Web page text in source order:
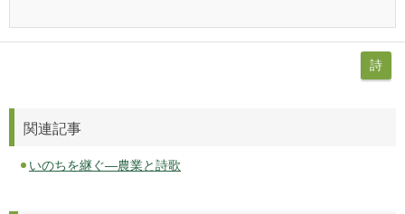
詩
関連記事
いのちを継ぐ―農業と詩歌